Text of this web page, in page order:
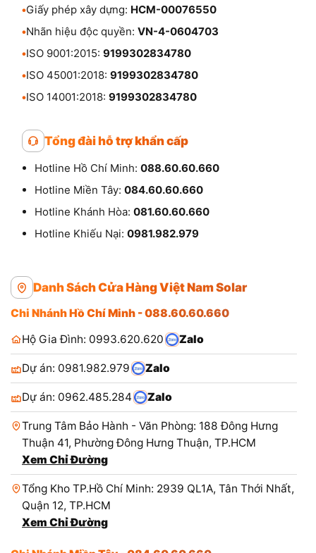
•Giấy phép xây dựng: HCM-00076550
•Nhãn hiệu độc quyền: VN-4-0604703
•ISO 9001:2015: 9199302834780
•ISO 45001:2018: 9199302834780
•ISO 14001:2018: 9199302834780
Tổng đài hỗ trợ khẩn cấp
Hotline Hồ Chí Minh: 088.60.60.660
Hotline Miền Tây: 084.60.60.660
Hotline Khánh Hòa: 081.60.60.660
Hotline Khiếu Nại: 0981.982.979
Danh Sách Cửa Hàng Việt Nam Solar
Chi Nhánh Hồ Chí Minh - 088.60.60.660
Hộ Gia Đình: 0993.620.620
Zalo
Dự án: 0981.982.979 Zalo
Dự án: 0962.485.284 Zalo
Trung Tâm Bảo Hành - Văn Phòng: 188 Đông Hưng
Thuận 41, Phường Đông Hưng Thuận, TP.HCM
Xem Chỉ Đường
Tổng Kho TP.Hồ Chí Minh: 2939 QL1A, Tân Thới Nhất,
Quận 12, TP.HCM
Xem Chỉ Đường